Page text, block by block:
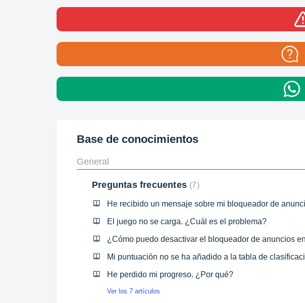
Base de conocimientos
General
Preguntas frecuentes 7
El juego no se carga. ¿Cuál es el problema?
He perdido mi progreso. ¿Por qué?
Ver los 7 artículos